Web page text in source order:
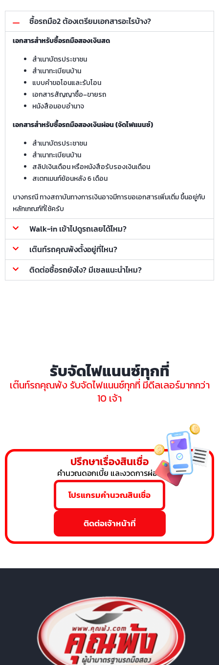
ซื้อรถมือ2 ต้องเตรียมเอกสารอะไรบ้าง?
เอกสารสำหรับซื้อรถมือสองเงินสด
สำเนาบัตรประชาชน
สำเนาทะเบียนบ้าน
แบบคำขอโอนและรับโอน
เอกสารสัญญาซื้อ–ขายรถ
หนังสือมอบอำนาจ
เอกสารสำหรับซื้อรถมือสองเงินผ่อน (จัดไฟแนนซ์)
สำเนาบัตรประชาชน
สำเนาทะเบียนบ้าน
สลิปเงินเดือน หรือหนังสือรับรองเงินเดือน
สเตทเมนท์ย้อนหลัง 6 เดือน
บางกรณี ทางสถาบันทางการเงินอาจมีการขอเอกสารเพิ่มเติ่ม ขึ้นอยู่กับ
หลักเกณฑ์ที่ใช้ครับ
Walk-in เข้าไปดูรถเลยได้ไหม?
เต๊นท์รถคุณพ้งตั้งอยู่ที่ไหน?
ติดต่อซื้อรถยังไง? มีเซลแนะนำไหม?
รับจัดไฟแนนซ์ทุกที่
เต๊นท์รถคุณพ้ง รับจัดไฟแนนซ์ทุกที่ มีดีลเลอร์มากกว่า
10 เจ้า
ปรึกษาเรื่องสินเชื่อ
คำนวณดอกเบี้ย และงวดการผ่อน
โปรแกรมคำนวณสินเชื่อ
ติดต่อเจ้าหน้าที่